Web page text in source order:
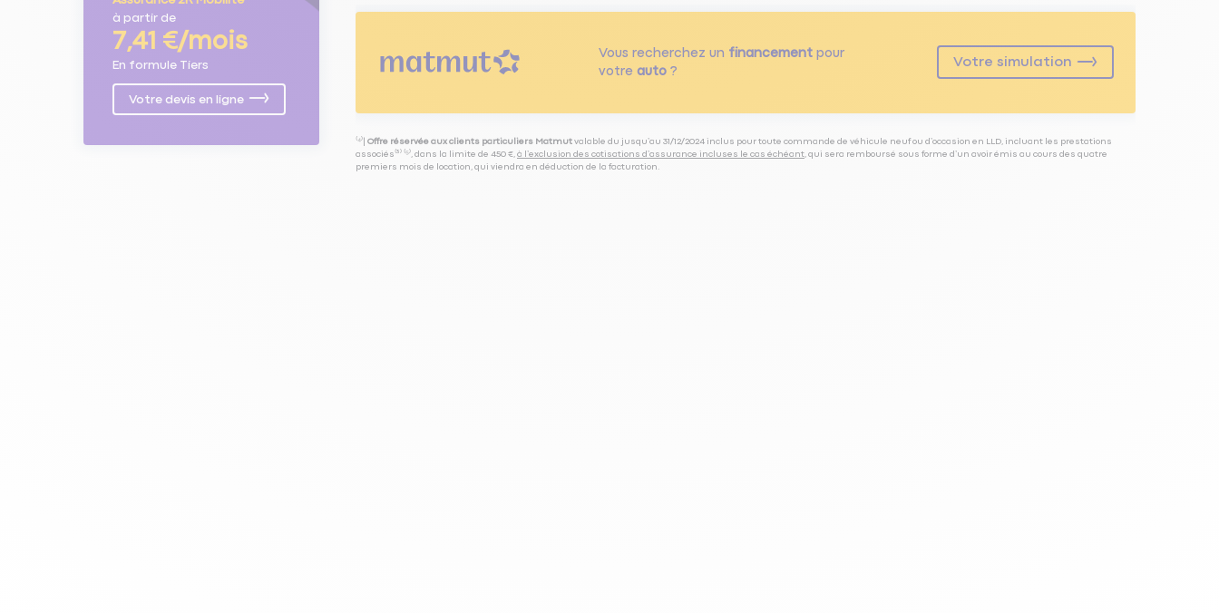
à partir de
7,41 €/mois
En formule Tiers
Votre devis en ligne
Vous recherchez un financementpour
votre auto?
Votre simulation
⁽⁴⁾| Offre réservée aux clients particuliers Matmut valable du jusqu’au 31/12/2024 inclus pour toute commande de véhicule neuf ou d’occasion en LLD, incluant les prestations
associés⁽³⁾ ⁽⁵⁾, dans la limite de 450 €, à l’exclusion des cotisations d’assurance incluses le cas échéant , qui sera remboursé sous forme d’un avoir émis au cours des quatre
premiers mois de location, qui viendra en déduction de la facturation.